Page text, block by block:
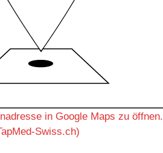
in Google Maps zu öffnen.
Swiss.ch)